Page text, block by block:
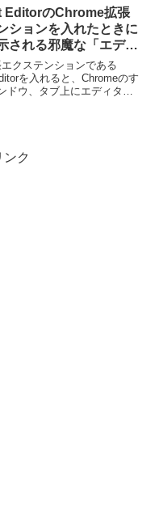
EditorのChrome拡張
ションを入れたときに
される邪魔な「エディ
複数言語の文章校正」
プアップを消す方法
クステンションである
を入れると、Chromeのす
ドウ、タブ上にエディター
ンク